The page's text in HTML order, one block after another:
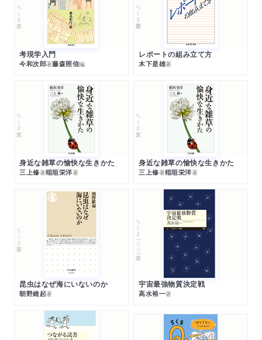
ちくま文庫
考現学入門
今和次郎著藤森照信編
ちくま学芸文庫
レポートの組み立て方
木下是雄著
ちくま文庫
身近な雑草の愉快な生きかた
三上修著稲垣栄洋著
ちくま文庫
身近な雑草の愉快な生きかた
三上修著稲垣栄洋著
ちくま新書
昆虫はなぜ海にいないのか
朝野維起著
ちくまプリマー新書
宇宙最強物質決定戦
高水裕一著